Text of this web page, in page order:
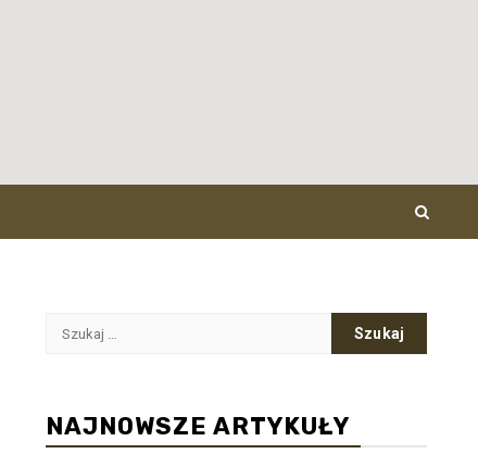
Szukaj:
NAJNOWSZE ARTYKUŁY